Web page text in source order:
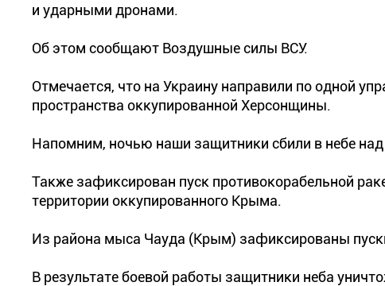
и ударными дронами.
Об этом сообщают Воздушные силы ВСУ.
Отмечается, что на Украину направили по одной
пространства оккупированной Херсонщины.
Напомним, ночью наши защитники сбили в небе
Также зафиксирован пуск противокорабельной
территории оккупированного Крыма.
Из района мыса Чауда (Крым) зафиксированы
В результате боевой работы защитники неба